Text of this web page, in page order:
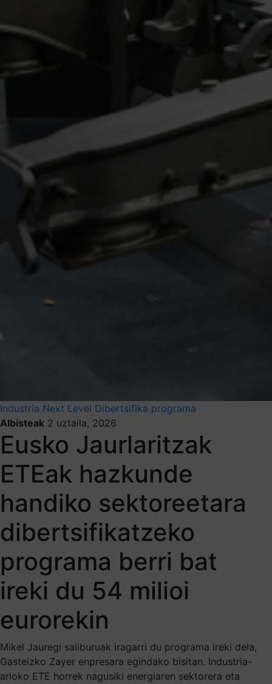
Industria Next Level Dibertsifika programa
Albisteak 2 uztaila, 2026
Eusko Jaurlaritzak
ETEak hazkunde
handiko sektoreetara
dibertsifikatzeko
programa berri bat
ireki du 54 milioi
eurorekin
Mikel Jauregi sailburuak iragarri du programa ireki dela,
Gasteizko Zayer enpresara egindako bisitan. Industria-
arloko ETE horrek nagusiki energiaren sektorera eta